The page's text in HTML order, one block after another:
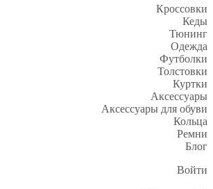
Кроссовки
Кеды
Тюнинг
Одежда
Футболки
Толстовки
Куртки
Аксессуары
Аксессуары для обуви
Кольца
Ремни
Блог
Войти